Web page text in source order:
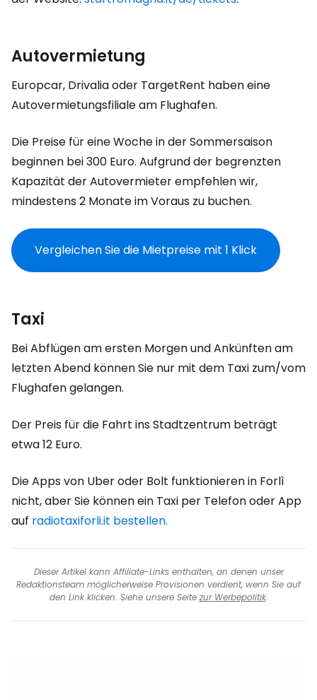
Autovermietung
Europcar, Drivalia oder TargetRent haben eine
Autovermietungsfiliale am Flughafen.
Die Preise für eine Woche in der Sommersaison
beginnen bei 300 Euro. Aufgrund der begrenzten
Kapazität der Autovermieter empfehlen wir,
mindestens 2 Monate im Voraus zu buchen.
Vergleichen Sie die Mietpreise mit 1 Klick
Taxi
Bei Abflügen am ersten Morgen und Ankünften am
letzten Abend können Sie nur mit dem Taxi zum/vom
Flughafen gelangen.
Der Preis für die Fahrt ins Stadtzentrum beträgt
etwa 12 Euro.
Die Apps von Uber oder Bolt funktionieren in Forlì
nicht, aber Sie können ein Taxi per Telefon oder App
auf radiotaxiforli.it bestellen.
Dieser Artikel kann Affiliate-Links enthalten, an denen unser
Redaktionsteam möglicherweise Provisionen verdient, wenn Sie auf
den Link klicken. Siehe unsere Seite zur Werbepolitik.